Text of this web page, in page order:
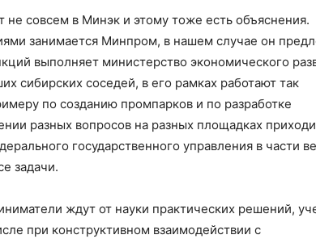
не совсем в Минэк и этому тоже есть объяснения.
занимается Минпром, в нашем случае он
выполняет министерство экономического
сибирских соседей, в его рамках работают так
по созданию промпарков и по разработке
разных вопросов на разных площадках
государственного управления в части
задачи.
ждут от науки практических решений,
при конструктивном взаимодействии с